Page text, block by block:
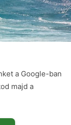
a Google-ban
majd a